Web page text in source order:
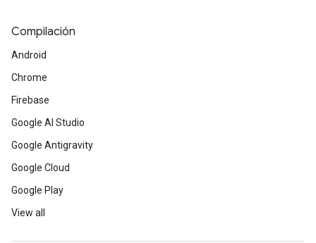
Compilación
Android
Chrome
Firebase
Google AI Studio
Google Antigravity
Google Cloud
Google Play
View all